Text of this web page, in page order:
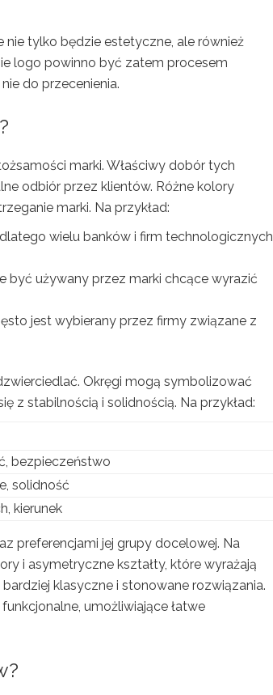
tylko będzie estetyczne, ale również
logo powinno być zatem procesem
do przecenienia.
marki. Właściwy dobór tych
odbiór przez klientów. Różne kolory
marki. Na przykład:
wielu banków i firm technologicznych
być używany przez marki chcące wyrazić
jest wybierany przez firmy związane z
Okręgi mogą symbolizować
z stabilnością i solidnością. Na przykład:
bezpieczeństwo
solidność
kierunek
preferencjami jej grupy docelowej. Na
i asymetryczne kształty, które wyrażają
klasyczne i stonowane rozwiązania.
umożliwiające łatwe